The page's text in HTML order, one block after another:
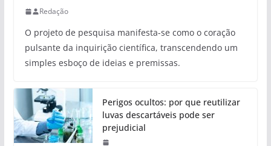
Redação
O projeto de pesquisa manifesta-se como o coração
pulsante da inquirição científica, transcendendo um
simples esboço de ideias e premissas.
Perigos ocultos: por que reutilizar
luvas descartáveis pode ser
prejudicial